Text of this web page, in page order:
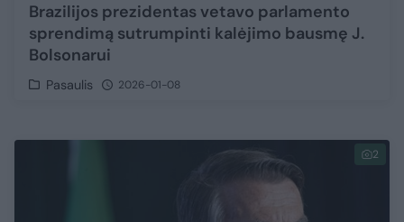
Brazilijos prezidentas vetavo parlamento
sprendimą sutrumpinti kalėjimo bausmę J.
Bolsonarui
Pasaulis 2026-01-08
2